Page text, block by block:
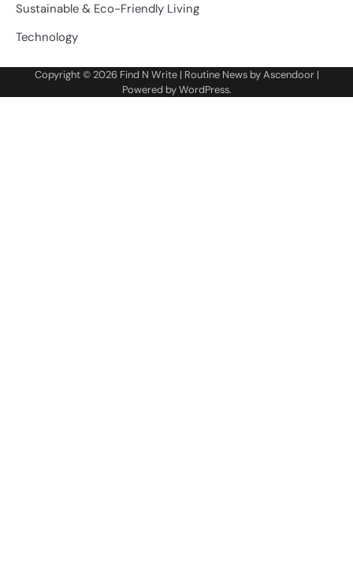
Sustainable & Eco-Friendly Living
Technology
Copyright © 2026 Find N Write| Routine News byAscendoor|
Powered byWordPress.